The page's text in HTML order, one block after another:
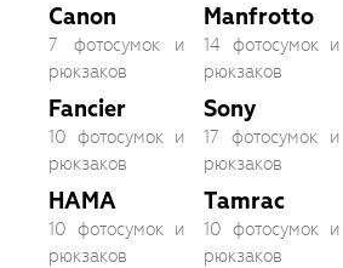
Canon
7 фотосумок и
рюкзаков
Fancier
10 фотосумок и
рюкзаков
HAMA
10 фотосумок и
рюкзаков
Manfrotto
14 фотосумок и
рюкзаков
Sony
17 фотосумок и
рюкзаков
Tamrac
10 фотосумок и
рюкзаков